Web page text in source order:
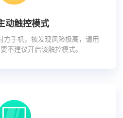
动触控模式
方手机，被发现风险极高，请用
不建议开启该触控模式。